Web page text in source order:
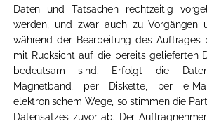
Daten und Tatsachen rechtzeitig
werden, und zwar auch zu Vorgängen
während der Bearbeitung des Auftrages
mit Rücksicht auf die bereits gelieferten
bedeutsam sind. Erfolgt die
Magnetband, per Diskette, per e-
elektronischem Wege, so stimmen die
Datensatzes zuvor ab. Der